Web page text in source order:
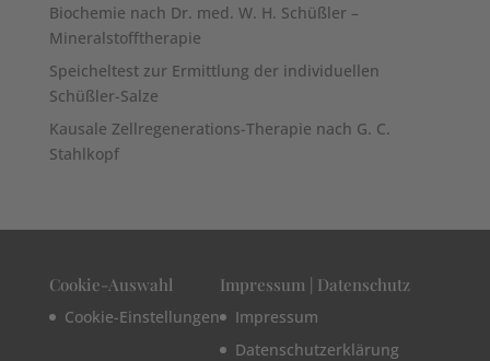
Biochemie nach Dr. med. W. H. Schüßler –
Mineralstofftherapie
Speicheltest zur Ermittlung der individuellen
Schüßler-Salze
Kausale Zellregenerations-Therapie nach G. C.
Stahlkopf
Cookie-Auswahl
Cookie-Einstellungen
Impressum | Datenschutz
Impressum
Datenschutzerklärung